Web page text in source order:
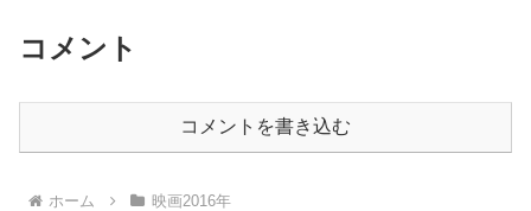
コメント
コメントを書き込む
ホーム 映画2016年